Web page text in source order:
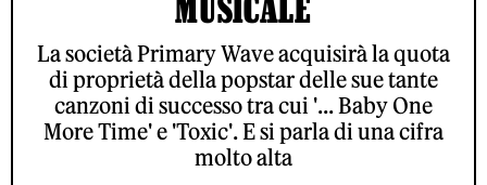
MUSICALE
La società Primary Wave acquisirà la quota
di proprietà della popstar delle sue tante
canzoni di successo tra cui '... Baby One
More Time' e 'Toxic'. E si parla di una cifra
molto alta